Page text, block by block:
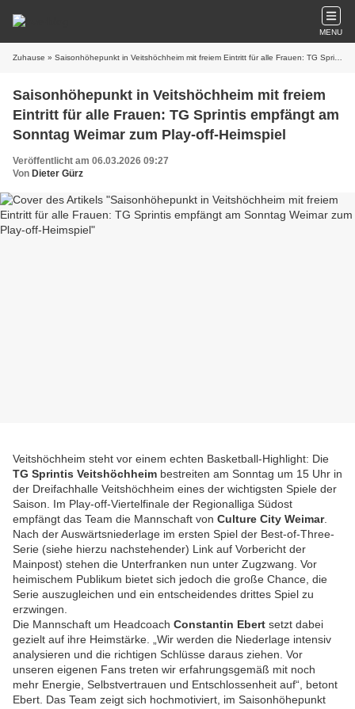
MENU
Zuhause » Saisonhöhepunkt in Veitshöchheim mit freiem Eintritt für alle Frauen: TG Sprintis empfängt am Sonntag Weimar zum Play-off-Heimspiel
Saisonhöhepunkt in Veitshöchheim mit freiem
Eintritt für alle Frauen: TG Sprintis empfängt am
Sonntag Weimar zum Play-off-Heimspiel
Veröffentlicht am 06.03.2026 09:27
Von Dieter Gürz
Veitshöchheim steht vor einem echten Basketball-Highlight: Die
TG Sprintis Veitshöchheim bestreiten am Sonntag um 15 Uhr in
der Dreifachhalle Veitshöchheim eines der wichtigsten Spiele der
Saison. Im Play-off-Viertelfinale der Regionalliga Südost
empfängt das Team die Mannschaft von Culture City Weimar.
Nach der Auswärtsniederlage im ersten Spiel der Best-of-Three-
Serie (siehe hierzu nachstehender) Link auf Vorbericht der
Mainpost) stehen die Unterfranken nun unter Zugzwang. Vor
heimischem Publikum bietet sich jedoch die große Chance, die
Serie auszugleichen und ein entscheidendes drittes Spiel zu
erzwingen.
Die Mannschaft um Headcoach Constantin Ebert setzt dabei
gezielt auf ihre Heimstärke. „Wir werden die Niederlage intensiv
analysieren und die richtigen Schlüsse daraus ziehen. Vor
unseren eigenen Fans treten wir erfahrungsgemäß mit noch
mehr Energie, Selbstvertrauen und Entschlossenheit auf“, betont
Ebert. Das Team zeigt sich hochmotiviert, im Saisonhöhepunkt